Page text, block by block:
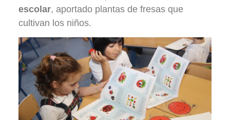
escolar, aportado plantas de fresas que
cultivan los niños.